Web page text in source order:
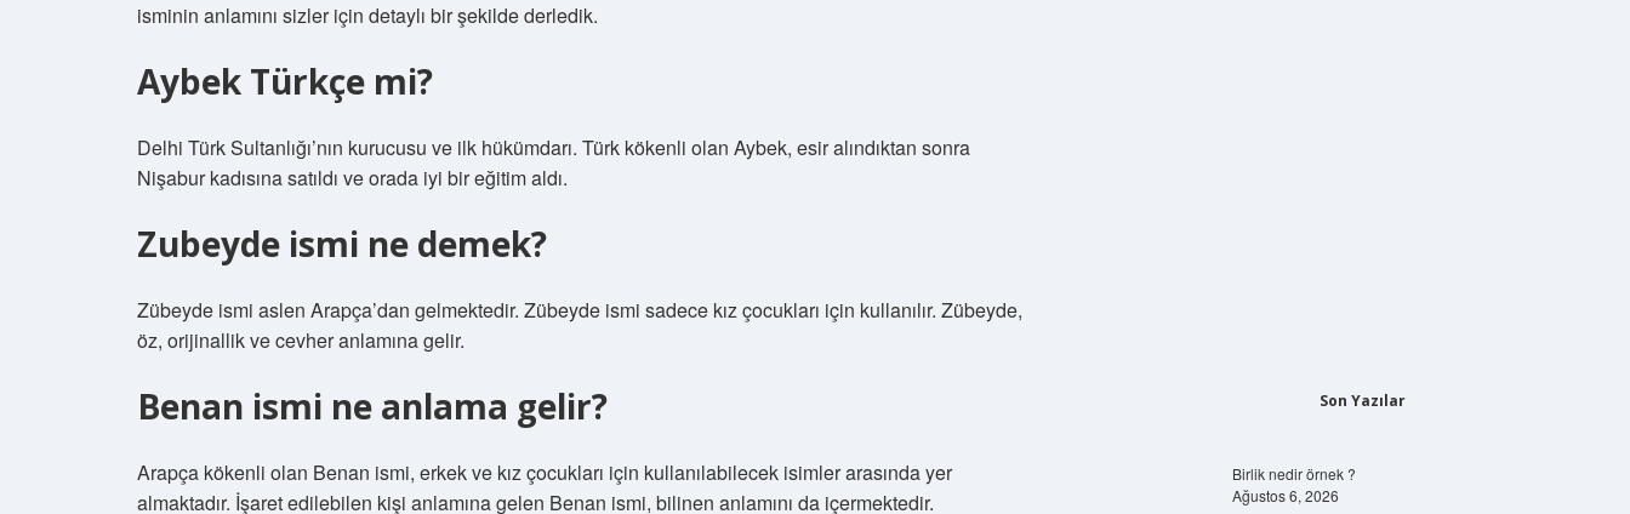
isminin anlamını sizler için detaylı bir şekilde derledik.
Aybek Türkçe mi?
Delhi Türk Sultanlığı’nın kurucusu ve ilk hükümdarı. Türk kökenli olan Aybek, esir alındıktan sonra
Nişabur kadısına satıldı ve orada iyi bir eğitim aldı.
Zubeyde ismi ne demek?
Zübeyde ismi aslen Arapça’dan gelmektedir. Zübeyde ismi sadece kız çocukları için kullanılır. Zübeyde,
öz, orijinallik ve cevher anlamına gelir.
Benan ismi ne anlama gelir?
Arapça kökenli olan Benan ismi, erkek ve kız çocukları için kullanılabilecek isimler arasında yer
almaktadır. İşaret edilebilen kişi anlamına gelen Benan ismi, bilinen anlamını da içermektedir.
Son Yazılar
Birlik nedir örnek ?
Ağustos 6, 2026